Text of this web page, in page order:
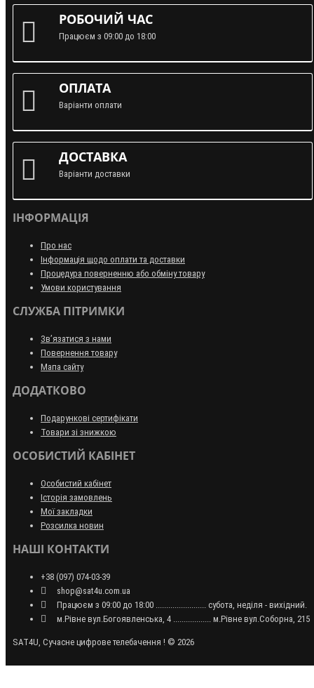
РОБОЧИЙ ЧАС
Працюєм з 09:00 до 18:00
ОПЛАТА
Варіанти оплати
ДОСТАВКА
Варіанти доставки
ІНФОРМАЦІЯ
Про нас
Інформація щодо оплати та доставки
Процедура поверненню або обміну товару
Умови користування
СЛУЖБА ПІТРИМКИ
Зв’язатися з нами
Повернення товару
Мапа сайту
ДОДАТКОВО
Подарункові сертифікати
Товари зі знижкою
ОСОБИСТИЙ КАБІНЕТ
Особистий кабінет
Історія замовлень
Мої закладки
Розсилка новин
НАШІ КОНТАКТИ
+38 (097) 074-03-39
shop@sat4u.com.ua
Працюєм з 09:00 до 18:00 ........................ субота, неділя - вихідний.
м.Рівне вул.Богоявленська, 4 .................. м.Рівне вул.Соборна, 215
SAT4U, Сучасне цифрове телебачення ! © 2026